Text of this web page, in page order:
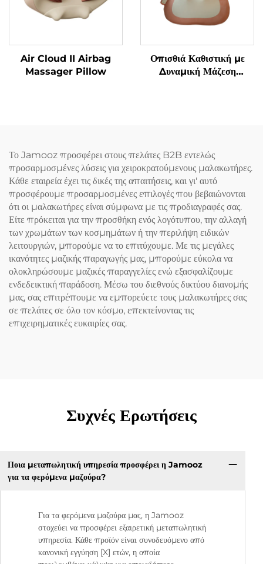
Air Cloud II Airbag
Massager Pillow
Οπισθιά Καθιστική με
Δυναμική Μάζεση
Το Jamooz προσφέρει στους πελάτες B2B εντελώς
προσαρμοσμένες λύσεις για χειροκρατούμενους μαλακωτήρες.
Κάθε εταιρεία έχει τις δικές της απαιτήσεις, και γι' αυτό
προσφέρουμε προσαρμοσμένες επιλογές που βεβαιώνονται
ότι οι μαλακωτήρες είναι σύμφωνα με τις προδιαγραφές σας.
Είτε πρόκειται για την προσθήκη ενός λογότυπου, την αλλαγή
των χρωμάτων των κοσμημάτων ή την περιλήψη ειδικών
λειτουργιών, μπορούμε να το επιτύχουμε. Με τις μεγάλες
ικανότητες μαζικής παραγωγής μας, μπορούμε εύκολα να
ολοκληρώσουμε μαζικές παραγγελίες ενώ εξασφαλίζουμε
ενδεδεικτική παράδοση. Μέσω του διεθνούς δικτύου διανομής
μας, σας επιτρέπουμε να εμπορεύετε τους μαλακωτήρες σας
σε πελάτες σε όλο τον κόσμο, επεκτείνοντας τις
επιχειρηματικές ευκαιρίες σας.
Συχνές Ερωτήσεις
Ποια μεταπωλητική υπηρεσία προσφέρει η Jamooz
για τα φερόμενα μαζούρα?
Για τα φερόμενα μαζούρα μας, η Jamooz
στοχεύει να προσφέρει εξαιρετική μεταπωλητική
υπηρεσία. Κάθε προϊόν είναι συνοδευόμενο από
κανονική εγγύηση [X] ετών, η οποία